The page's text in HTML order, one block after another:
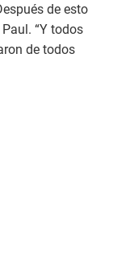
de esto
“Y todos
de todos